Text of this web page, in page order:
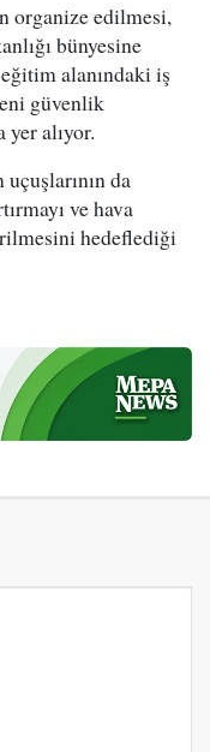
organize edilmesi,
bünyesine
alanındaki iş
güvenlik
alıyor.
da
ve hava
hedeflediği